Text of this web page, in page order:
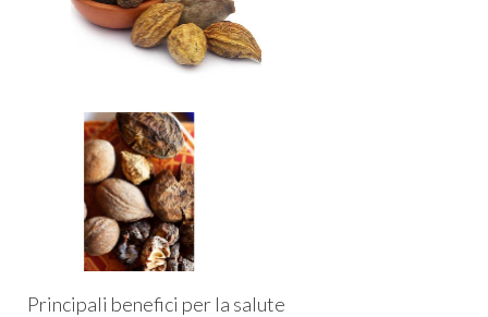
Principali benefici per la salute